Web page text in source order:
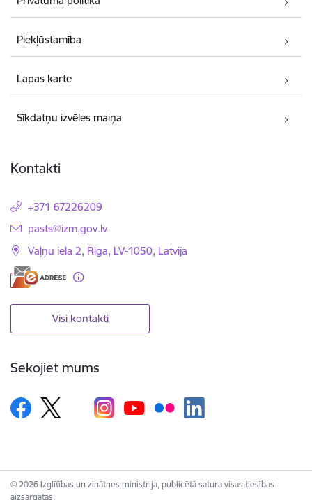
Piekļūstamība
Lapas karte
Sīkdatņu izvēles maiņa
Kontakti
+371 67226209
E-pasts:
pasts@izm.gov.lv
Vaļņu iela 2, Rīga, LV-1050, Latvija
Visi kontakti
Sekojiet mums
© 2026 Izglītības un zinātnes ministrija, publicētā satura visas tiesības
aizsargātas.